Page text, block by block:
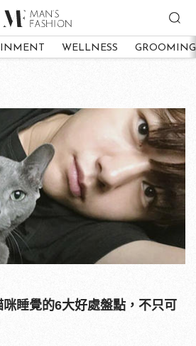
WELLNESS GROOMING
睡覺的6大好處盤點，不只可